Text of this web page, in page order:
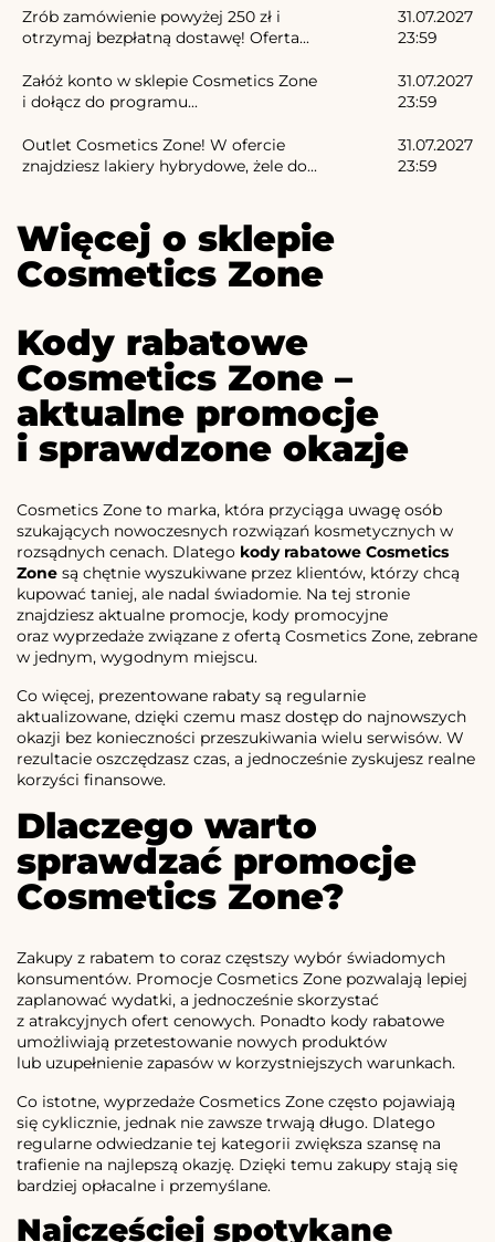
Zrób zamówienie powyżej 250 zł i
otrzymaj bezpłatną dostawę! Oferta...
31.07.2027
23:59
Załóż konto w sklepie Cosmetics Zone
i dołącz do programu...
31.07.2027
23:59
Outlet Cosmetics Zone! W ofercie
znajdziesz lakiery hybrydowe, żele do...
31.07.2027
23:59
Więcej o sklepie
Cosmetics Zone
Kody rabatowe
Cosmetics Zone –
aktualne promocje
i sprawdzone okazje
Cosmetics Zone to marka, która przyciąga uwagę osób
szukających nowoczesnych rozwiązań kosmetycznych w
rozsądnych cenach. Dlatego kody rabatowe Cosmetics
Zone są chętnie wyszukiwane przez klientów, którzy chcą
kupować taniej, ale nadal świadomie. Na tej stronie
znajdziesz aktualne promocje, kody promocyjne
oraz wyprzedaże związane z ofertą Cosmetics Zone, zebrane
w jednym, wygodnym miejscu.
Co więcej, prezentowane rabaty są regularnie
aktualizowane, dzięki czemu masz dostęp do najnowszych
okazji bez konieczności przeszukiwania wielu serwisów. W
rezultacie oszczędzasz czas, a jednocześnie zyskujesz realne
korzyści finansowe.
Dlaczego warto
sprawdzać promocje
Cosmetics Zone?
Zakupy z rabatem to coraz częstszy wybór świadomych
konsumentów. Promocje Cosmetics Zone pozwalają lepiej
zaplanować wydatki, a jednocześnie skorzystać
z atrakcyjnych ofert cenowych. Ponadto kody rabatowe
umożliwiają przetestowanie nowych produktów
lub uzupełnienie zapasów w korzystniejszych warunkach.
Co istotne, wyprzedaże Cosmetics Zone często pojawiają
się cyklicznie, jednak nie zawsze trwają długo. Dlatego
regularne odwiedzanie tej kategorii zwiększa szansę na
trafienie na najlepszą okazję. Dzięki temu zakupy stają się
bardziej opłacalne i przemyślane.
Najczęściej spotykane